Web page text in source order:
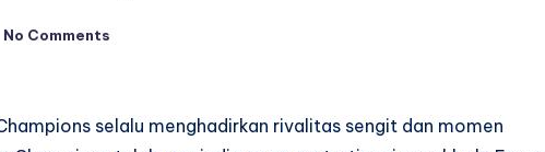
No Comments
selalu menghadirkan rivalitas sengit dan momen